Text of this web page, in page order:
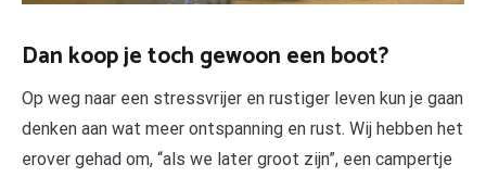
Dan koop je toch gewoon een boot?
Op weg naar een stressvrijer en rustiger leven kun je gaan
denken aan wat meer ontspanning en rust. Wij hebben het
erover gehad om, “als we later groot zijn”, een campertje